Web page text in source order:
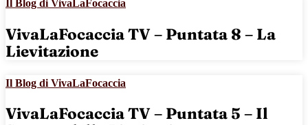
Il Blog di VivaLaFocaccia
VivaLaFocaccia TV – Puntata 8 – La
Lievitazione
Il Blog di VivaLaFocaccia
VivaLaFocaccia TV – Puntata 5 – Il